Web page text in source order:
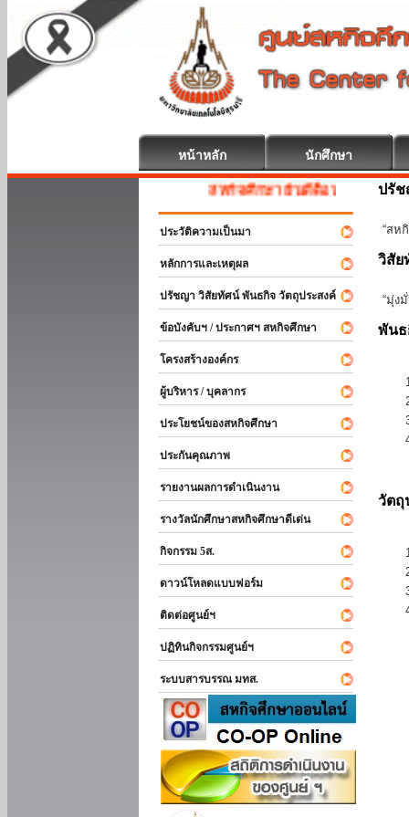
หน้าหลัก นักศึกษา
สหกิจศึกษา ยินดีต้อนรับ
ประวัติความเป็นมา
หลักการและเหตุผล
ปรัชญา วิสัยทัศน์ พันธกิจ วัตถุประสงค์
ข้อบังคับฯ / ประกาศฯ สหกิจศึกษา
โครงสร้างองค์กร
ผู้บริหาร / บุคลากร
ประโยชน์ของสหกิจศึกษา
ประกันคุณภาพ
รายงานผลการดำเนินงาน
รางวัลนักศึกษาสหกิจศึกษาดีเด่น
กิจกรรม 5ส.
ดาวน์โหลดแบบฟอร์ม
ติดต่อศูนย์ฯ
ปฏิทินกิจกรรมศูนย์ฯ
ระบบสารบรรณ มทส.
ปรั
“สห
วิสัย
“มุ่ง
พัน
วัตถุ